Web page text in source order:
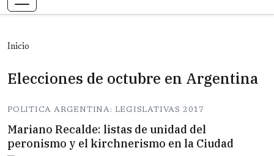
Inicio
Elecciones de octubre en Argentina
POLITICA ARGENTINA: LEGISLATIVAS 2017
Mariano Recalde: listas de unidad del
peronismo y el kirchnerismo en la Ciudad